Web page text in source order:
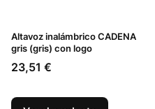
Altavoz inalámbrico CADENA
gris (gris) con logo
Precio
23,51 €